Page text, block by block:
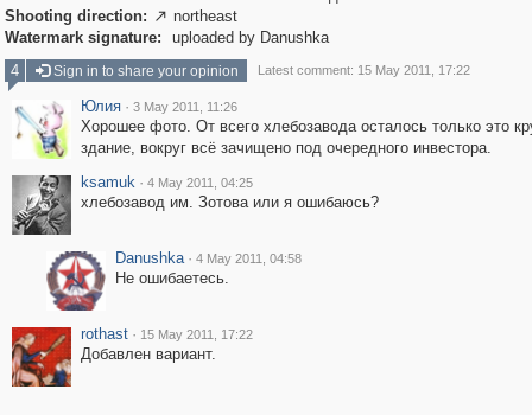
Shooting direction:  northeast
Watermark signature:
uploaded by Danushka
4
Sign in to share your opinion Latest comment: 15 May 2011, 17:22
Юлия · 3 May 2011, 11:26
Хорошее фото. От всего хлебозавода осталось только это
здание, вокруг всё зачищено под очередного инвестора.
ksamuk · 4 May 2011, 04:25
хлебозавод им. Зотова или я ошибаюсь?
Danushka · 4 May 2011, 04:58
Не ошибаетесь.
rothast · 15 May 2011, 17:22
Добавлен вариант.